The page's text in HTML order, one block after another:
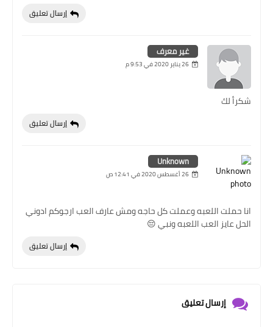
إرسال تعليق
غير معرف
26 يناير 2020 في 9:53 م
شكرأ لك
إرسال تعليق
Unknown
26 أغسطس 2020 في 12:41 ص
انا حملت اللعبه وعملت كل حاجه ومش عارف العب ارجوكم ادوني
الحل عايز العب اللعبه ونبي 😔
إرسال تعليق
إرسال تعليق